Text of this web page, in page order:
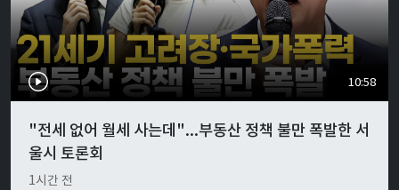
10:58
"전세 없어 월세 사는데"...부동산 정책 불만 폭발한 서
울시 토론회
1시간 전